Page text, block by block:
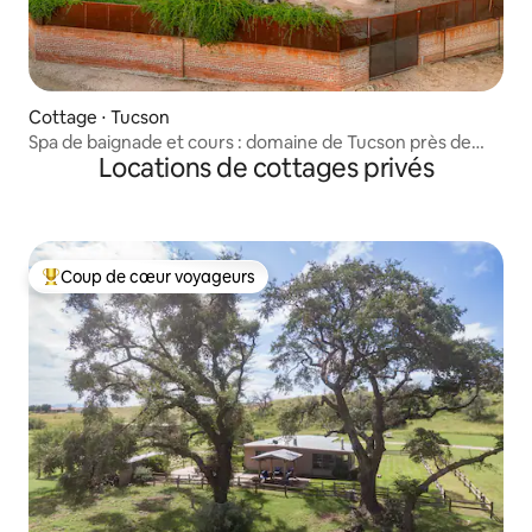
Cottage ⋅ Tucson
Spa de baignade et cours : domaine de Tucson près de
Locations de cottages privés
Coups de cœur voyageurs les plus appréciés
Coup de cœur voyageurs